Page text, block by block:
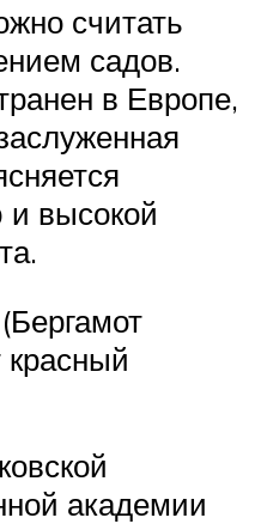
считать
садов.
в Европе,
и высокой
красный
академии